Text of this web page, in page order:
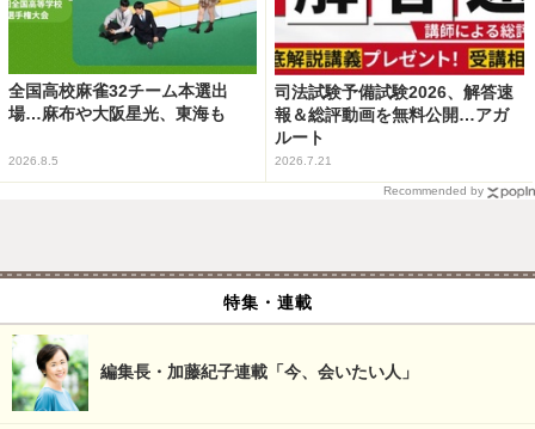
全国高校麻雀32チーム本選出
場…麻布や大阪星光、東海も
2026.8.5
司法試験予備試験2026、解答速
報＆総評動画を無料公開…アガ
ルート
2026.7.21
Recommended by
特集・連載
編集長・加藤紀子連載「今、会いたい人」